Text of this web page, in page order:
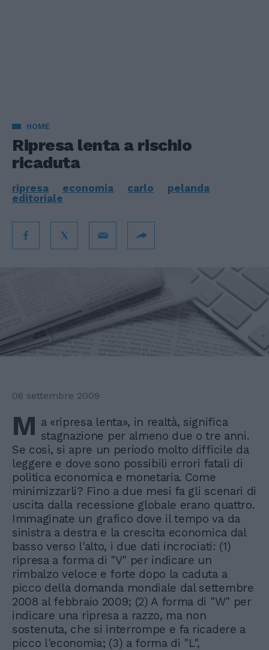
HOME
Ripresa lenta a rischio
ricaduta
ripresa economia carlo
pelanda
editoriale
06 settembre 2009
M a «ripresa lenta», in realtà, significa
stagnazione per almeno due o tre anni.
Se così, si apre un periodo molto difficile da
leggere e dove sono possibili errori fatali di
politica economica e monetaria. Come
minimizzarli? Fino a due mesi fa gli scenari di
uscita dalla recessione globale erano quattro.
Immaginate un grafico dove il tempo va da
sinistra a destra e la crescita economica dal
basso verso l'alto, i due dati incrociati: (1)
ripresa a forma di "V" per indicare un
rimbalzo veloce e forte dopo la caduta a
picco della domanda mondiale dal settembre
2008 al febbraio 2009; (2) A forma di "W" per
indicare una ripresa a razzo, ma non
sostenuta, che si interrompe e fa ricadere a
picco l'economia; (3) a forma di "L",